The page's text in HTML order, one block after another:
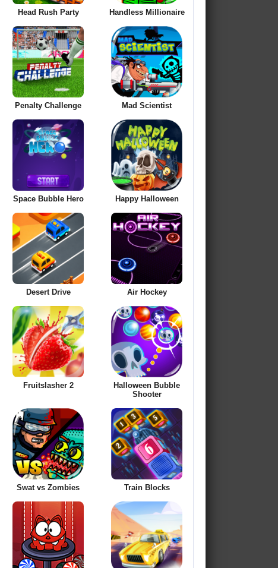
Head Rush Party Handless Millionaire
Penalty Challenge Mad Scientist
Space Bubble Hero Happy Halloween
Desert Drive Air Hockey
Fruitslasher 2
Halloween Bubble
Shooter
Swat vs Zombies Train Blocks